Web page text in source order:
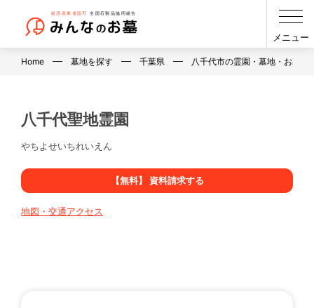
メニュー
Home 墓地を探す 千葉県 八千代市の霊園・墓地・お墓
八千代聖地霊園
やちよせいちれいえん
【無料】 資料請求する
地図・交通アクセス